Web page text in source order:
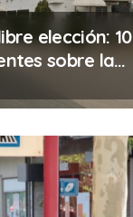
elección: 10
sobre la